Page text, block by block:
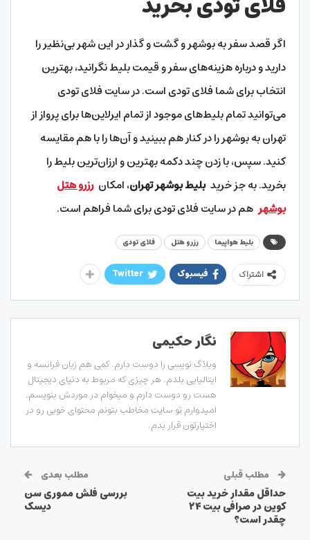
اگر قصد سفر به بوشهر و گشت و گذار در این شهر بی‌نظیر را
دارید و درباره هزینه‌های سفر و قیمت بلیط نگرانید، بهترین
انتخاب برای شما فلای تودی است. در سایت فلای تودی
می‌توانید تمام بلیط‌های موجود از تمام ایرلاین‌ها برای پرواز از
تهران به بوشهر را در کنار هم ببینید و آن‌ها را با هم مقایسه
کنید. سپس، با زدن چند دکمه بهترین و ارزان‌ترین بلیط را
بخرید. به جز خریدبلیط بوشهر تهران، امکانرزرو هتل
بوشهرهم در سایت فلای تودی برای شما فراهم است.
بلیط هواپیما رزرو هتل فلای تودی
اشتراک فیسبوک Twitter
نگار حکیمی
وبلاگ نویسی را دوست دارم. کمی هم زبان فرانسه و
ایتالیایی بلدم. هر چیزی که مربوط به دنیای دیجیتال
هست رو دوست دارم و میخوام در موردش بنویسم.
امیدوارم تو سایت مخاطب بتونم محتوای خوبی رو در
اختیارتون قرار بدم.
مطلب قبلی
حداقل مقدار خرید بیت
کوین در صرافی بیت ۲۴
چقدر است؟
مطلب بعدی
بررسی فلش مموری سن
دیسک